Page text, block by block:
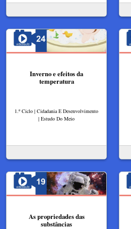
Inverno e efeitos da
temperatura
1.º Ciclo | Cidadania E Desenvolvimento
| Estudo Do Meio
As propriedades das
substâncias